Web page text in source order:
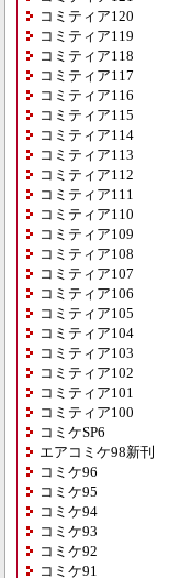
コミティア120
コミティア119
コミティア118
コミティア117
コミティア116
コミティア115
コミティア114
コミティア113
コミティア112
コミティア111
コミティア110
コミティア109
コミティア108
コミティア107
コミティア106
コミティア105
コミティア104
コミティア103
コミティア102
コミティア101
コミティア100
コミケSP6
エアコミケ98新刊
コミケ96
コミケ95
コミケ94
コミケ93
コミケ92
コミケ91